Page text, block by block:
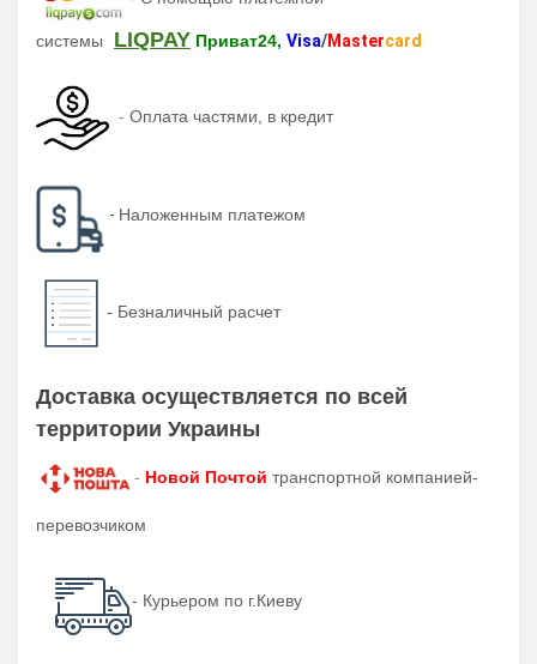
системы LIQPAY Приват24, Visa/Mastercard
- Оплата частями, в кредит
- Наложенным платежом
- Безналичный расчет
Доставка осуществляется по всей
территории Украины
- Новой Почтой транспортной компанией-
перевозчиком
- Курьером по г.Киеву